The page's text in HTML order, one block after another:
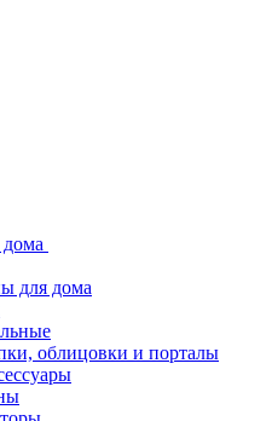
для дома
облицовки и порталы